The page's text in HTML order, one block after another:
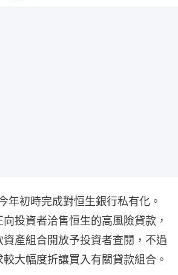
年初時完成對恒生銀行私有化。
投資者洽售恒生的高風險貸款，
產組合開放予投資者查閱，不過
大幅度折讓買入有關貸款組合。